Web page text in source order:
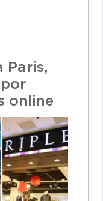
Paris,
por
online